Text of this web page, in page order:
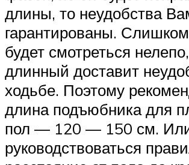
длины, то неудобства
гарантированы. Слишком
будет смотреться
длинный доставит
ходьбе. Поэтому
длина подъюбника для
пол — 120 — 150 см.
руководствоваться